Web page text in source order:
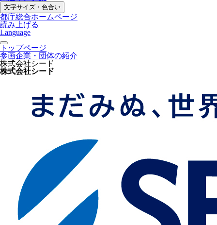
文字サイズ・色合い
都庁総合ホームページ
読み上げる
Language
トップページ
参画企業・団体の紹介
株式会社シード
株式会社シード